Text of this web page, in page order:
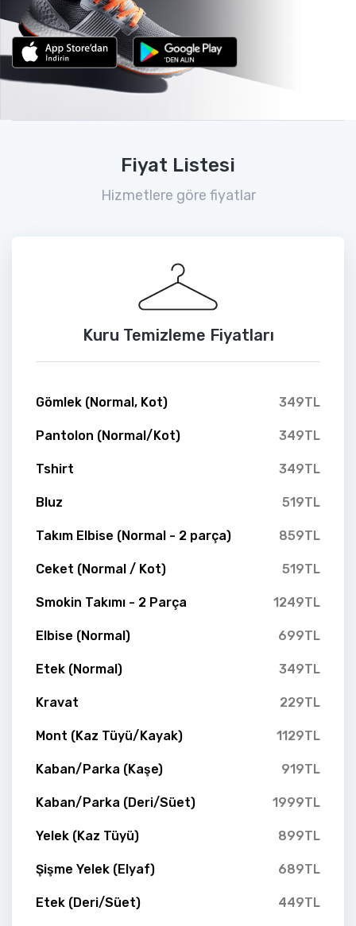
Fiyat Listesi
Hizmetlere göre fiyatlar
Kuru Temizleme Fiyatları
Gömlek (Normal, Kot) 349TL
Pantolon (Normal/Kot) 349TL
Tshirt 349TL
Bluz 519TL
Takım Elbise (Normal - 2 parça) 859TL
Ceket (Normal / Kot) 519TL
Smokin Takımı - 2 Parça 1249TL
Elbise (Normal) 699TL
Etek (Normal) 349TL
Kravat 229TL
Mont (Kaz Tüyü/Kayak) 1129TL
Kaban/Parka (Kaşe) 919TL
Kaban/Parka (Deri/Süet) 1999TL
Yelek (Kaz Tüyü) 899TL
Şişme Yelek (Elyaf) 689TL
Etek (Deri/Süet) 449TL